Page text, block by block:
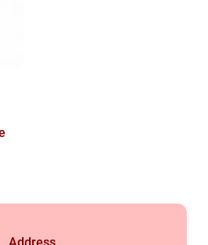
Address